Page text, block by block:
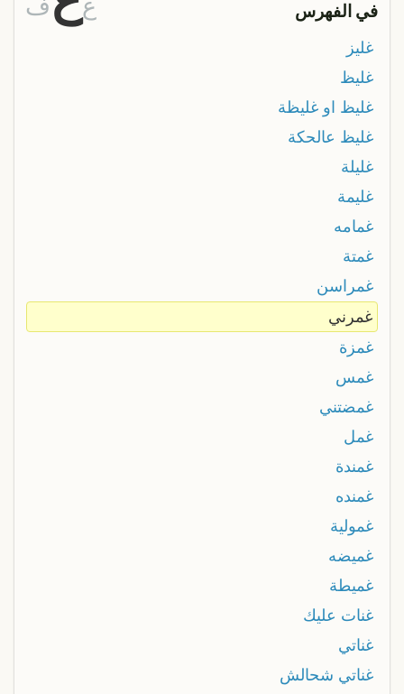
في الفهرس ع ف
غليز
غليظ
غليظ او غليظة
غليظ عالحكة
غليلة
غليمة
غمامه
غمتة
غمراسن
غمرني
غمزة
غمس
غمضتني
غمل
غمندة
غمنده
غمولية
غميضه
غميطة
غنات عليك
غناتي
غناتي شحالش